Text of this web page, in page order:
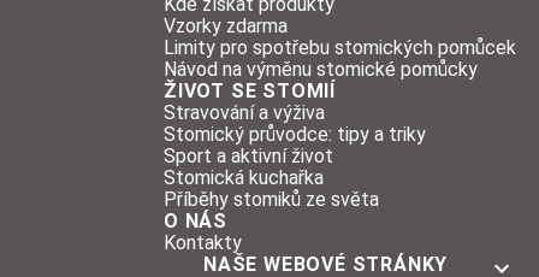
Vzorky zdarma
Limity pro spotřebu stomických pomůcek
Návod na výměnu stomické pomůcky
ŽIVOT SE STOMIÍ
Stravování a výživa
Stomický průvodce: tipy a triky
Sport a aktivní život
Stomická kuchařka
Příběhy stomiků ze světa
O NÁS
Kontakty
NAŠE WEBOVÉ STRÁNKY